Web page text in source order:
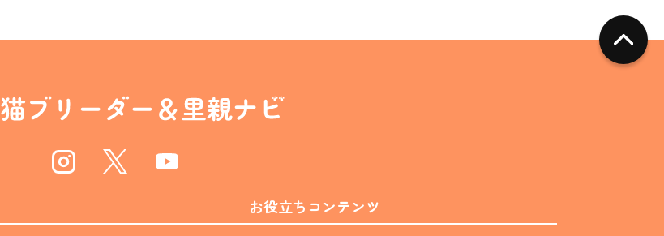
Instagram Twitter Youtube
お役立ちコンテンツ